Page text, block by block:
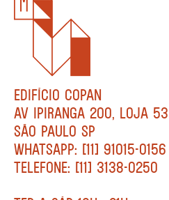
EDIFÍCIO COPAN
AV IPIRANGA 200, LOJA 53
SÃO PAULO SP
WHATSAPP: [11] 91015-0156
TELEFONE: [11] 3138-0250